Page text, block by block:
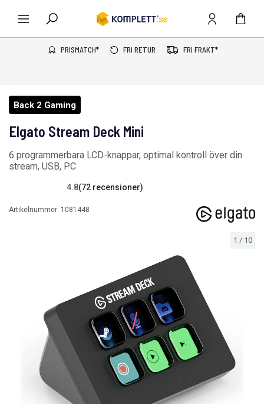
PRISMATCH* FRI RETUR FRI FRAKT*
1 / 10
Back 2 Gaming
Elgato Stream Deck Mini
6 programmerbara LCD-knappar, optimal kontroll över din
stream, USB, PC
4.8(72 recensioner)
Artikelnummer: 1081448